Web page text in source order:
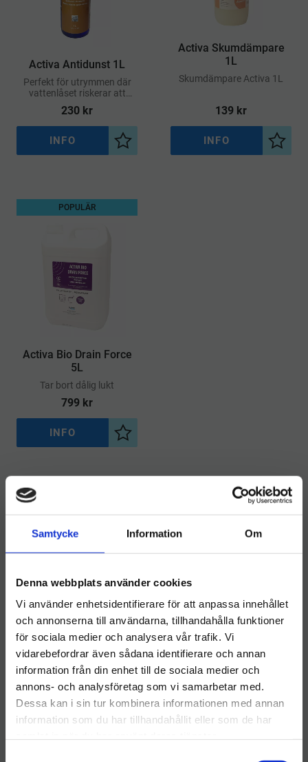
Samtycke Information Om
Denna webbplats använder cookies
Vi använder enhetsidentifierare för att anpassa innehållet
och annonserna till användarna, tillhandahålla funktioner
för sociala medier och analysera vår trafik. Vi
vidarebefordrar även sådana identifierare och annan
information från din enhet till de sociala medier och
annons- och analysföretag som vi samarbetar med.
Dessa kan i sin tur kombinera informationen med annan
information som du har tillhandahållit eller som de har
Activa Antidunst 1L
Perfekt för utrymmen där
vattenlåset riskerar att
torka ut – exempelvis i
källare, sommarstugor,
förråd eller teknikutrymmen
230 kr
Lägg till i önskelista
INFO
Activa Skumdämpare
1L
​Skumdämpare Activa 1L
139 kr
Lägg
INFO
Activa Bio Drain Force
5L
Tar bort dålig lukt
799 kr
POPULÄR
Lägg till i önskelista
INFO
DAX Clinical
Handdesinfektion 500ml
plus PUMP
DAX Handdesinfektion 500
ml med pump
19kr
KAMPANJ
Activa Free Handdisk 1L
​Activa Free Handdisk 1L –
Handdisk
Välkommen till hygieneleeds.se
Vill du handla som företag eller privatperson?
FÖRETAG